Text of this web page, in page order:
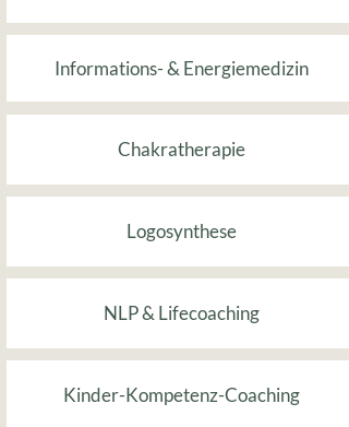
Informations- & Energiemedizin
Chakratherapie
Logosynthese
NLP & Lifecoaching
Kinder-Kompetenz-Coaching